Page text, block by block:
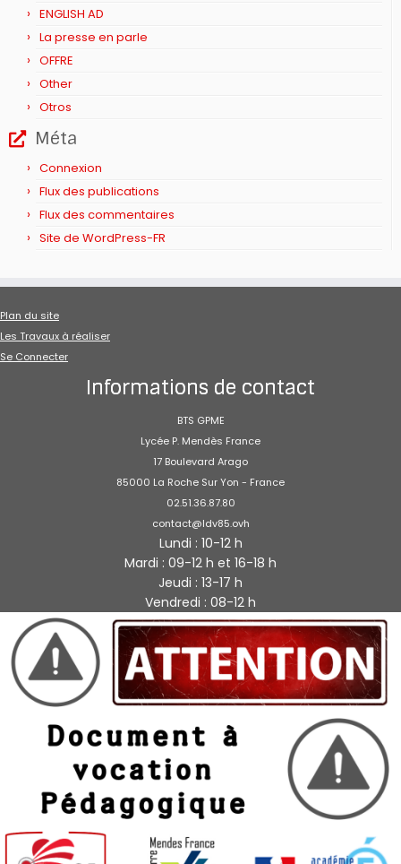
ENGLISH AD
La presse en parle
OFFRE
Other
Otros
Méta
Connexion
Flux des publications
Flux des commentaires
Site de WordPress-FR
Plan du site
Les Travaux à réaliser
Se Connecter
Informations de contact
BTS GPME
Lycée P. Mendès France
17 Boulevard Arago
85000 La Roche Sur Yon - France
02.51.36.87.80
contact@ldv85.ovh
Lundi : 10-12 h
Mardi : 09-12 h et 16-18 h
Jeudi : 13-17 h
Vendredi : 08-12 h